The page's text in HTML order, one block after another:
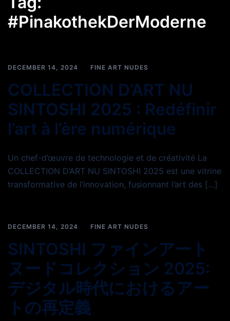
#PinakothekDerModerne
DECEMBER 14, 2024 FINE ART NUDES
COLLECTION D’ART NU
SINTOSHI 2025 : Redéfinir
l’art à l’ère numérique
Un chef-d’œuvre de technologie et de créativité La
COLLECTION D’ART NU SINTOSHI 2025 est une vitrine
transformative de l’innovation, fusionnant l’art des […]
DECEMBER 14, 2024 FINE ART NUDES
SINTOSHI ファインアート
ヌードコレクション 2025:
デジタル時代におけるアー
トの再定義